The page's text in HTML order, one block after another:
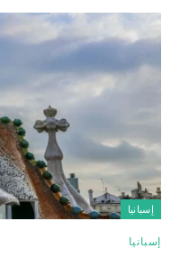
إسبانيا
إسبانيا